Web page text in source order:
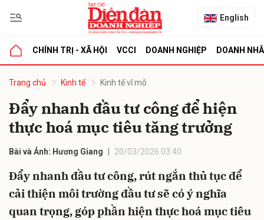
English
CHÍNH TRỊ - XÃ HỘI VCCI DOANH NGHIỆP DOANH
Trang chủ Kinh tế Kinh tế vĩ mô
Đẩy nhanh đầu tư công để hiện
thực hoá mục tiêu tăng trưởng
Bài và Ảnh: Hương Giang 20/03/2026 03:40
Đẩy nhanh đầu tư công, rút ngắn thủ tục để
cải thiện môi trường đầu tư sẽ có ý nghĩa
quan trọng, góp phần hiện thực hoá mục tiêu
luận
Hủy